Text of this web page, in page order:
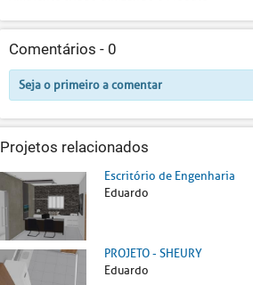
Comentários - 0
Seja o primeiro a comentar
Projetos relacionados
Escritório de Engenharia
Eduardo
PROJETO - SHEURY
Eduardo